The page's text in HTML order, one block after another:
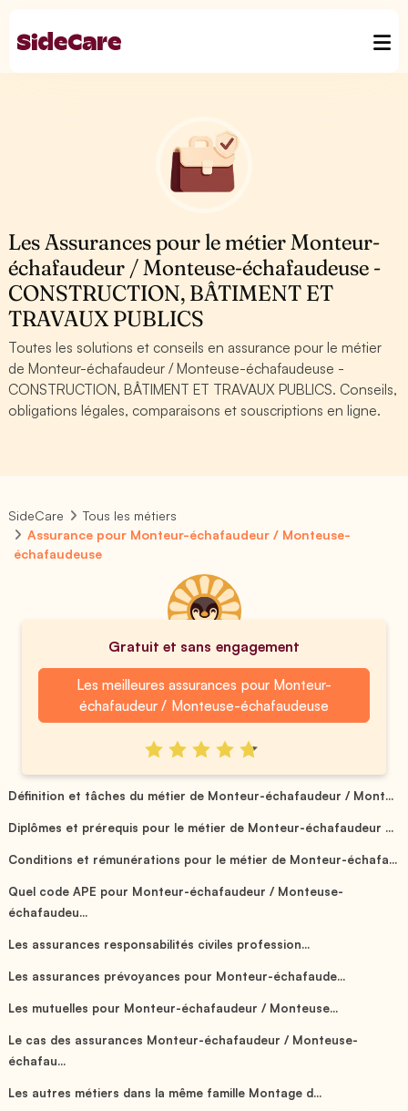
Les Assurances pour le métier Monteur-
échafaudeur / Monteuse-échafaudeuse -
CONSTRUCTION, BÂTIMENT ET
TRAVAUX PUBLICS
Toutes les solutions et conseils en assurance pour le métier
de Monteur-échafaudeur / Monteuse-échafaudeuse -
CONSTRUCTION, BÂTIMENT ET TRAVAUX PUBLICS. Conseils,
obligations légales, comparaisons et souscriptions en ligne.
SideCare
Tous les métiers
Assurance pour Monteur-échafaudeur / Monteuse-
échafaudeuse
Gratuit et sans engagement
Les meilleures assurances pour Monteur-
échafaudeur / Monteuse-échafaudeuse
Définition et tâches du métier de Monteur-échafaudeur / Mont...
Diplômes et prérequis pour le métier de Monteur-échafaudeur ...
Conditions et rémunérations pour le métier de Monteur-échafa...
Quel code APE pour Monteur-échafaudeur / Monteuse-
échafaudeu...
Les assurances responsabilités civiles profession...
Les assurances prévoyances pour Monteur-échafaude...
Les mutuelles pour Monteur-échafaudeur / Monteuse...
Le cas des assurances Monteur-échafaudeur / Monteuse-
échafau...
Les autres métiers dans la même famille Montage d...